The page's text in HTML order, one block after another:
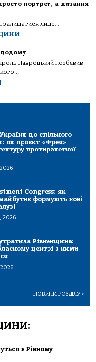
портрет, а питання
залишатися лише...
додому
Навроцький позбавив
до спільного
як проєкт «Фрея»
протиракетної
Congress: як
майбутнє формують нові
2026
Рівненщина:
центрі з ними
НОВИНИ РОЗДІЛУ>
в Рівному